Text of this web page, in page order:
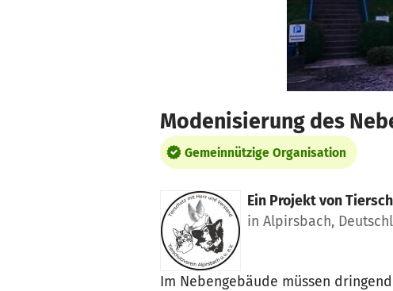
Modenisierung des
Gemeinnützige Organisation
Ein Projekt von
in Alpirsbach,
Im Nebengebäude müssen